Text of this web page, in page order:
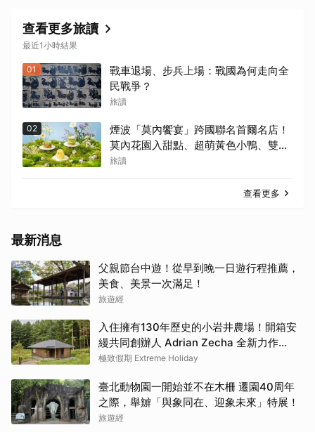
查看更多旅讀
最近1小時結果
01
戰車退場、步兵上場：戰國為何走向全
民戰爭？
旅讀
02
煙波「莫內饗宴」跨國聯名首爾名店！
莫內花園入甜點、超萌黃色小鴨、雙城
限定亮相
旅讀
查看更多
最新消息
父親節台中遊！從早到晚一日遊行程推薦，
美食、美景一次滿足！
旅遊經
入住擁有130年歷史的小岩井農場！開箱安
縵共同創辦人 Adrian Zecha 全新力作
「AZUMA FARM KOIWAI」體驗最高級的
極致假期 Extreme Holiday
臺北動物園一開始並不在木柵 遷園40周年
之際，舉辧「與象同在、迎象未來」特展！
旅遊經